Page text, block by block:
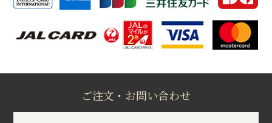
ご注文・お問い合わせ